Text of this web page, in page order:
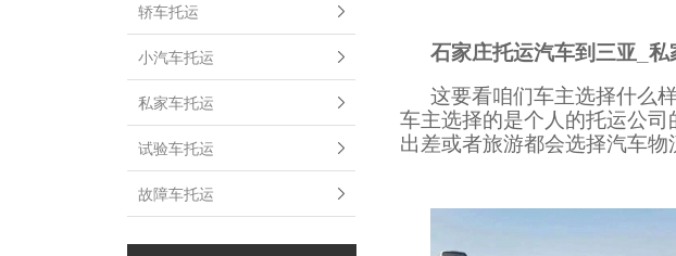
轿车托运
小汽车托运
私家车托运
试验车托运
故障车托运
石家庄托运汽车到三亚_私
这要看咱们车主选择什么
车主选择的是个人的托运公
出差或者旅游都会选择汽车物